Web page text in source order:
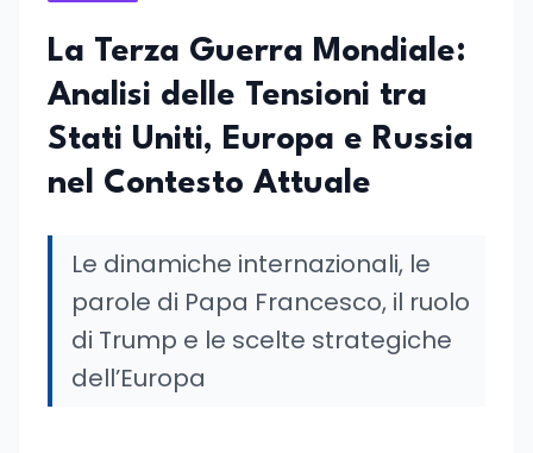
La Terza Guerra Mondiale:
Analisi delle Tensioni tra
Stati Uniti, Europa e Russia
nel Contesto Attuale
Le dinamiche internazionali, le
parole di Papa Francesco, il ruolo
di Trump e le scelte strategiche
dell’Europa